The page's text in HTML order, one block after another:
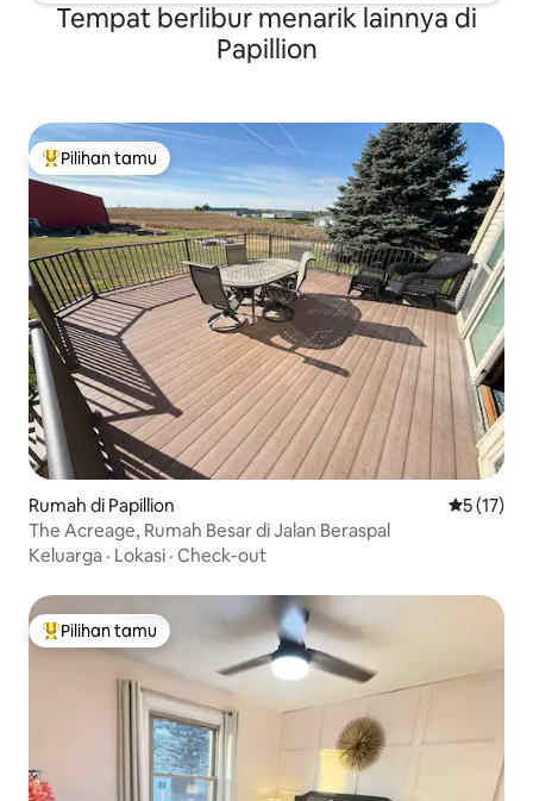
Tempat berlibur menarik lainnya di
Papillion
Pilihan tamu terpopuler
Pilihan tamu
Rumah di Papillion Nilai rata-
5 (17)
The Acreage, Rumah Besar di Jalan Beraspal
Keluarga · Lokasi · Check-out
Pilihan tamu terpopuler
Pilihan tamu